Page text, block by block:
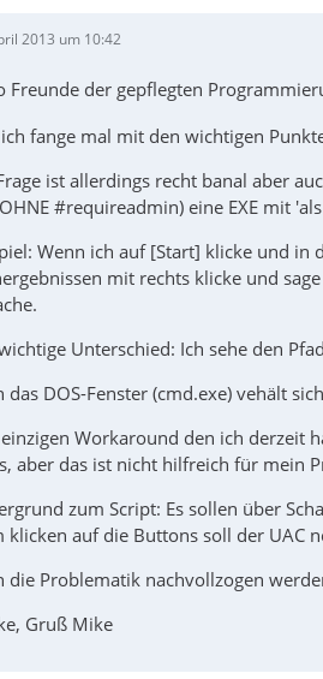
2013 um 10:42
Freunde der gepflegten
fange mal mit den wichtigen
ist allerdings recht banal aber
#requireadmin) eine EXE mit
Wenn ich auf [Start] klicke und in
mit rechts klicke und
Unterschied: Ich sehe den
das DOS-Fenster (cmd.exe) vehält
Workaround den ich derzeit
aber das ist nicht hilfreich für mein
zum Script: Es sollen über
klicken auf die Buttons soll der UAC
die Problematik nachvollzogen
Gruß Mike